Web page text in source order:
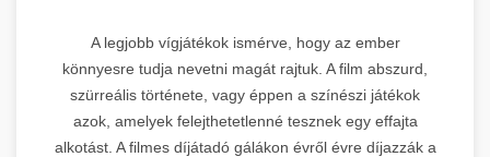
A legjobb vígjátékok ismérve, hogy az ember
könnyesre tudja nevetni magát rajtuk. A film abszurd,
szürreális története, vagy éppen a színészi játékok
azok, amelyek felejthetetlenné tesznek egy effajta
alkotást. A filmes díjátadó gálákon évről évre díjazzák a